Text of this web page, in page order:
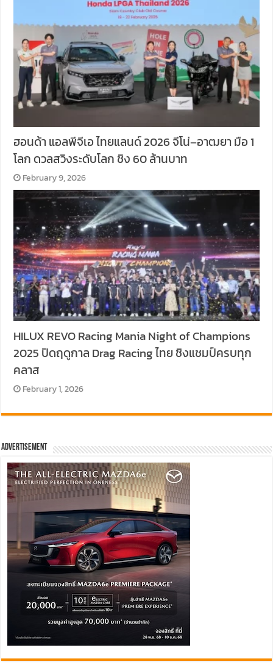
ฮอนด้า แอลพีจีเอ ไทยแลนด์ 2026 จีโน่–อาฒยา มือ 1
โลก ดวลสวิงระดับโลก ชิง 60 ล้านบาท
February 9, 2026
HILUX REVO Racing Mania Night of Champions
2025 ปิดฤดูกาล Drag Racing ไทย ชิงแชมป์ครบทุก
คลาส
February 1, 2026
Advertisement